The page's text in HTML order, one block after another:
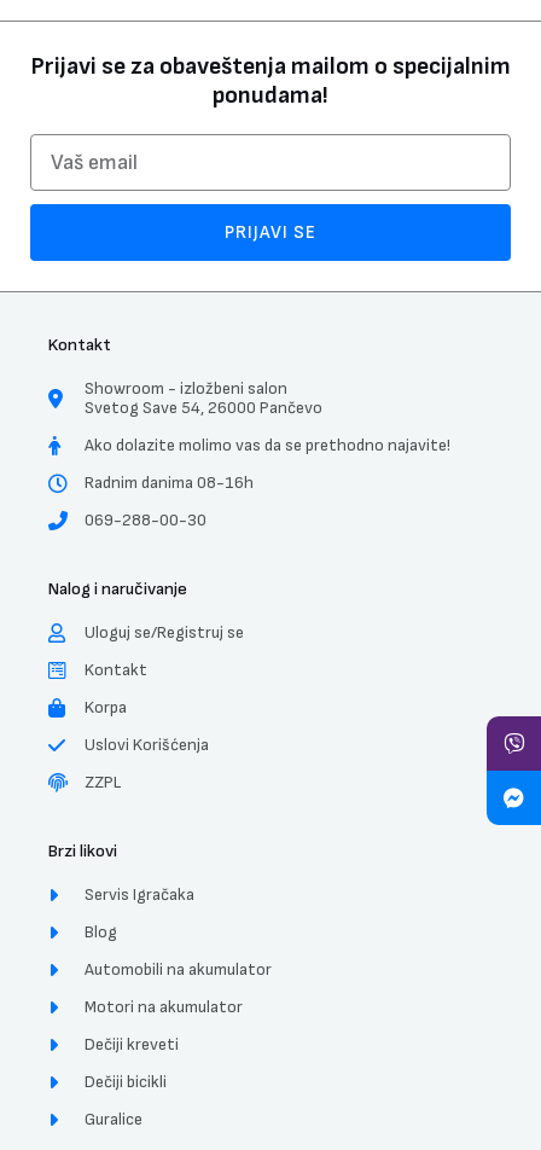
Prijavi se za obaveštenja mailom o specijalnim
ponudama!
PRIJAVI SE
Kontakt
Showroom - izložbeni salon
Svetog Save 54, 26000 Pančevo
Ako dolazite molimo vas da se prethodno najavite!
Radnim danima 08-16h
069-288-00-30
Nalog i naručivanje
Uloguj se/Registruj se
Kontakt
Korpa
Uslovi Korišćenja
ZZPL
Brzi likovi
Servis Igračaka
Blog
Automobili na akumulator
Motori na akumulator
Dečiji kreveti
Dečiji bicikli
Guralice